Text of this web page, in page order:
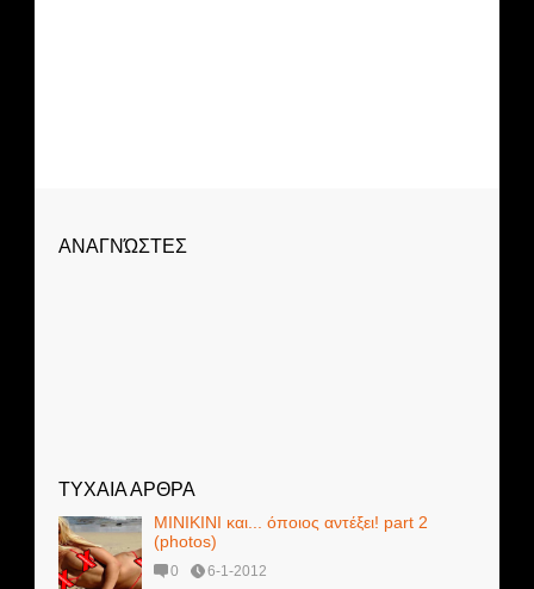
ΑΝΑΓΝΏΣΤΕΣ
ΤΥΧΑΙΑ ΑΡΘΡΑ
MINIKINI και... όποιος αντέξει! part 2
(photos)
0 6-1-2012